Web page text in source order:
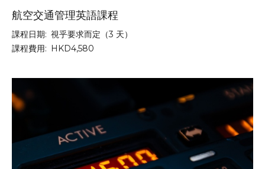
航空交通管理英語課程
課程日期: 視乎要求而定（3 天）
課程費用: HKD4,580